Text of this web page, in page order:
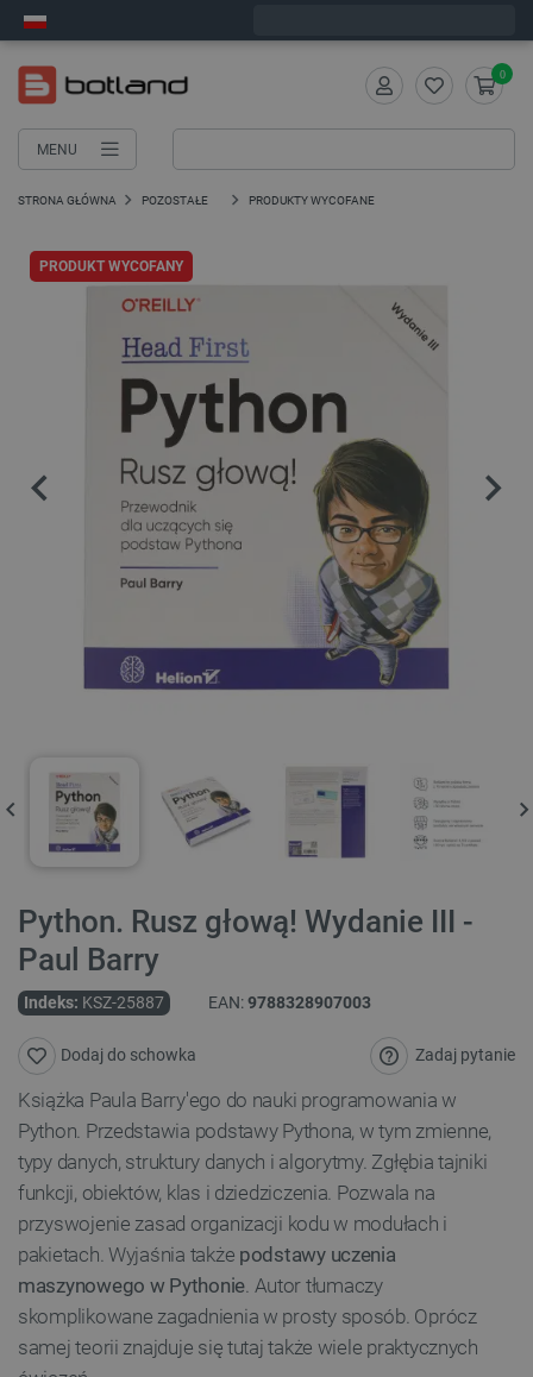
MENU
0
STRONA GŁÓWNA POZOSTAŁE PRODUKTY WYCOFANE
PRODUKT WYCOFANY
Python. Rusz głową! Wydanie III -
Paul Barry
Indeks: KSZ-25887 EAN:9788328907003
Zadaj pytanie
Dodaj do schowka
Książka Paula Barry'ego do nauki programowania w
Python. Przedstawia podstawy Pythona, w tym zmienne,
typy danych, struktury danych i algorytmy. Zgłębia tajniki
funkcji, obiektów, klas i dziedziczenia. Pozwala na
przyswojenie zasad organizacji kodu w modułach i
pakietach. Wyjaśnia także podstawy uczenia
maszynowego w Pythonie. Autor tłumaczy
skomplikowane zagadnienia w prosty sposób. Oprócz
samej teorii znajduje się tutaj także wiele praktycznych